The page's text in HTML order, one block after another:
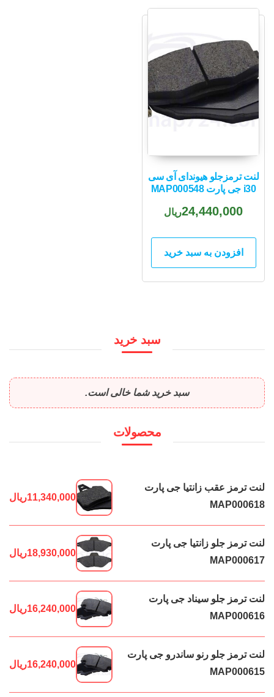
لنت ترمزجلو هیوندای آی سی
i30 جی پارت MAP000548
24,440,000ریال
افزودن به سبد خرید
سبد خرید
سبد خرید شما خالی است.
محصولات
لنت ترمز عقب زانتیا جی پارت
MAP000618
11,340,000ریال
لنت ترمز جلو زانتیا جی پارت
MAP000617
18,930,000ریال
لنت ترمز جلو سیناد جی پارت
MAP000616
16,240,000ریال
لنت ترمز جلو رنو ساندرو جی پارت
MAP000615
16,240,000ریال